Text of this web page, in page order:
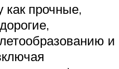
как прочные,
и